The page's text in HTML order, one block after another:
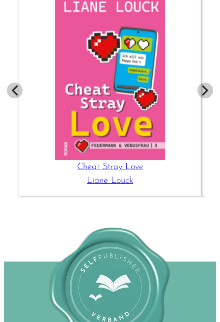
Cheat Stray Love
Liane Louck